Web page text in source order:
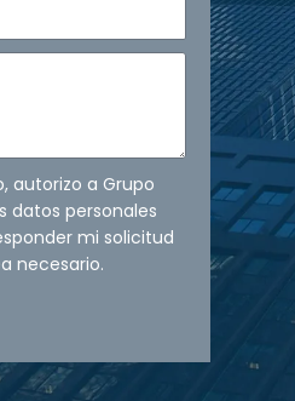
autorizo a Grupo
datos personales
mi solicitud
necesario.